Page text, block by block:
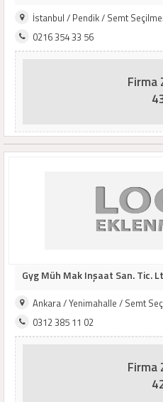
İstanbul / Pendik / Semt
0216 354 33 56
Firma
Gyg Müh Mak Inşaat San. Tic.
Ankara / Yenimahalle / Semt
0312 385 11 02
Firma